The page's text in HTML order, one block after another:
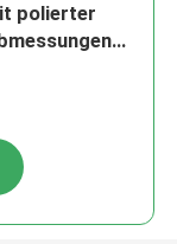
polierter